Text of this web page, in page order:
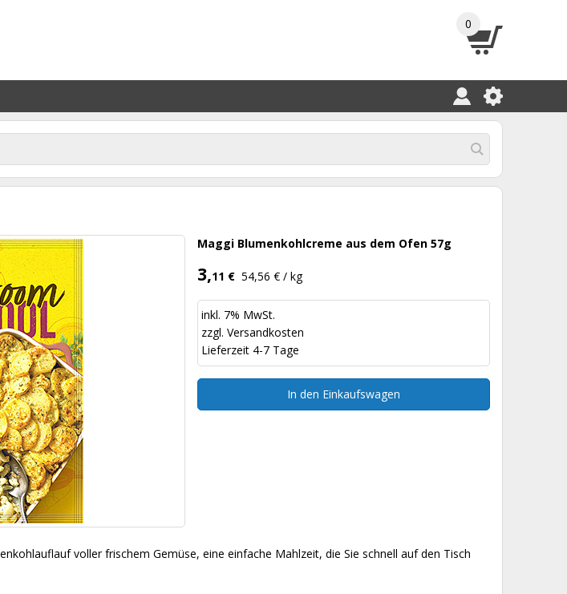
0
Maggi Blumenkohlcreme aus dem Ofen 57g
3,11 € 54,56 € / kg
inkl. 7% MwSt.
zzgl. Versandkosten
Lieferzeit 4-7 Tage
In den Einkaufswagen
voller frischem Gemüse, eine einfache Mahlzeit, die Sie schnell auf den Tisch